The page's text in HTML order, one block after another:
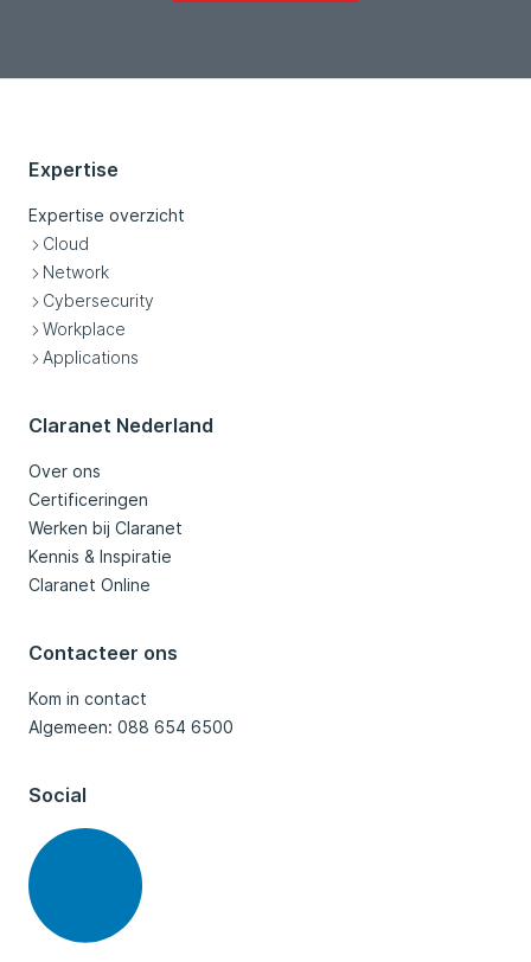
Expertise
Expertise overzicht
Cloud
Network
Cybersecurity
Workplace
Applications
Claranet Nederland
Over ons
Certificeringen
Werken bij Claranet
Kennis & Inspiratie
Claranet Online
Contacteer ons
Kom in contact
Algemeen: 088 654 6500
Social